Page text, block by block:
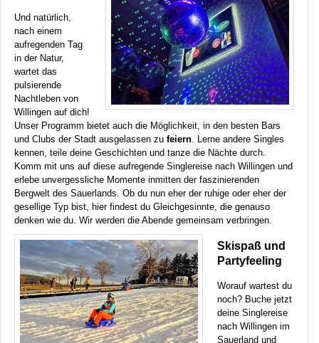
Und natürlich,
nach einem
aufregenden Tag
in der Natur,
wartet das
pulsierende
Nachtleben von
Willingen auf dich!
Unser Programm bietet auch die Möglichkeit, in den besten Bars
und Clubs der Stadt ausgelassen zu feiern. Lerne andere Singles
kennen, teile deine Geschichten und tanze die Nächte durch.
Komm mit uns auf diese aufregende Singlereise nach Willingen und
erlebe unvergessliche Momente inmitten der faszinierenden
Bergwelt des Sauerlands. Ob du nun eher der ruhige oder eher der
gesellige Typ bist, hier findest du Gleichgesinnte, die genauso
denken wie du. Wir werden die Abende gemeinsam verbringen.
Skispaß und
Partyfeeling
Worauf wartest du
noch? Buche jetzt
deine Singlereise
nach Willingen im
Sauerland und